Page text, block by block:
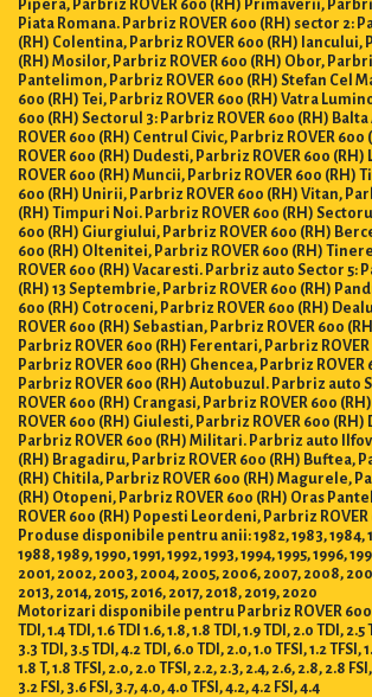
Pipera, Parbriz ROVER 600 (RH) Primaverii,
Piata Romana. Parbriz ROVER 600 (RH) sector 2:
(RH) Colentina, Parbriz ROVER 600 (RH) Iancului,
(RH) Mosilor, Parbriz ROVER 600 (RH) Obor,
Pantelimon, Parbriz ROVER 600 (RH) Stefan Cel
600 (RH) Tei, Parbriz ROVER 600 (RH) Vatra
600 (RH) Sectorul 3: Parbriz ROVER 600 (RH)
ROVER 600 (RH) Centrul Civic, Parbriz ROVER
ROVER 600 (RH) Dudesti, Parbriz ROVER 600
ROVER 600 (RH) Muncii, Parbriz ROVER 600 (RH)
600 (RH) Unirii, Parbriz ROVER 600 (RH) Vitan,
(RH) Timpuri Noi. Parbriz ROVER 600 (RH)
600 (RH) Giurgiului, Parbriz ROVER 600 (RH)
600 (RH) Oltenitei, Parbriz ROVER 600 (RH)
ROVER 600 (RH) Vacaresti. Parbriz auto Sector 5:
(RH) 13 Septembrie, Parbriz ROVER 600 (RH)
600 (RH) Cotroceni, Parbriz ROVER 600 (RH)
ROVER 600 (RH) Sebastian, Parbriz ROVER 600
Parbriz ROVER 600 (RH) Ferentari, Parbriz
Parbriz ROVER 600 (RH) Ghencea, Parbriz
Parbriz ROVER 600 (RH) Autobuzul. Parbriz auto
ROVER 600 (RH) Crangasi, Parbriz ROVER 600
ROVER 600 (RH) Giulesti, Parbriz ROVER 600
Parbriz ROVER 600 (RH) Militari. Parbriz auto
(RH) Bragadiru, Parbriz ROVER 600 (RH) Buftea,
(RH) Chitila, Parbriz ROVER 600 (RH) Magurele,
(RH) Otopeni, Parbriz ROVER 600 (RH) Oras
ROVER 600 (RH) Popesti Leordeni, Parbriz
Produse disponibile pentru anii: 1982, 1983, 1984,
1988, 1989, 1990, 1991, 1992, 1993, 1994, 1995, 1996,
2001, 2002, 2003, 2004, 2005, 2006, 2007, 2008,
2013, 2014, 2015, 2016, 2017, 2018, 2019, 2020
Motorizari disponibile pentru Parbriz ROVER 600
TDI, 1.4 TDI, 1.6 TDI 1.6, 1.8, 1.8 TDI, 1.9 TDI, 2.0 TDI,
3.3 TDI, 3.5 TDI, 4.2 TDI, 6.0 TDI, 2.0, 1.0 TFSI, 1.2 TFSI,
1.8 T, 1.8 TFSI, 2.0, 2.0 TFSI, 2.2, 2.3, 2.4, 2.6, 2.8, 2.8
3.2 FSI, 3.6 FSI, 3.7, 4.0, 4.0 TFSI, 4.2, 4.2 FSI, 4.4